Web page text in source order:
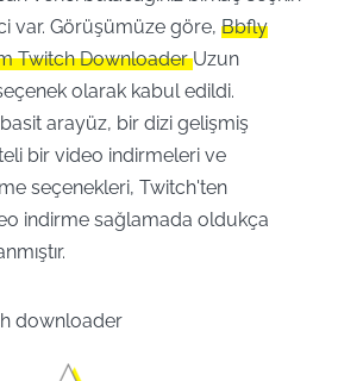
var. Görüşümüze göre, Bbfly
Twitch DownloaderUzun
olarak kabul edildi.
basit arayüz, bir dizi gelişmiş
bir video indirmeleri ve
seçenekleri, Twitch'ten
indirme sağlamada oldukça